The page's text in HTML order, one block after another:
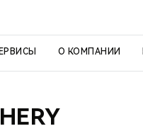
О КОМПАНИИ